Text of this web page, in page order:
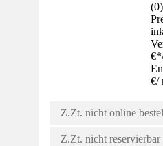
(0)
€*
€/
Z.Zt. nicht online
Z.Zt. nicht reservierbar